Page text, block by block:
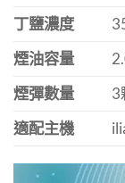
丁鹽濃度
煙油容量
煙彈數量
3
適配主機